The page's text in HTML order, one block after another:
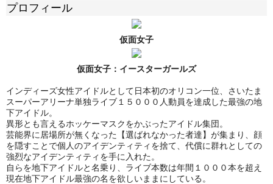
プロフィール
仮面女子
仮面女子： イースターガールズ
インディーズ女性アイドルとして日本初のオリコン一位、さいたま
スーパーアリーナ単独ライブ１５０００人動員を達成した最強の地
下アイドル。
異形とも言えるホッケーマスクをかぶったアイドル集団。
芸能界に居場所が無くなった【選ばれなかった者達】が集まり、顔
を隠すことで個人のアイデンティティを捨て、代償に群れとしての
強烈なアイデンティティを手に入れた。
自らを地下アイドルと名乗り、ライブ本数は年間１０００本を超え
現在地下アイドル最強の名を欲しいままにしている。